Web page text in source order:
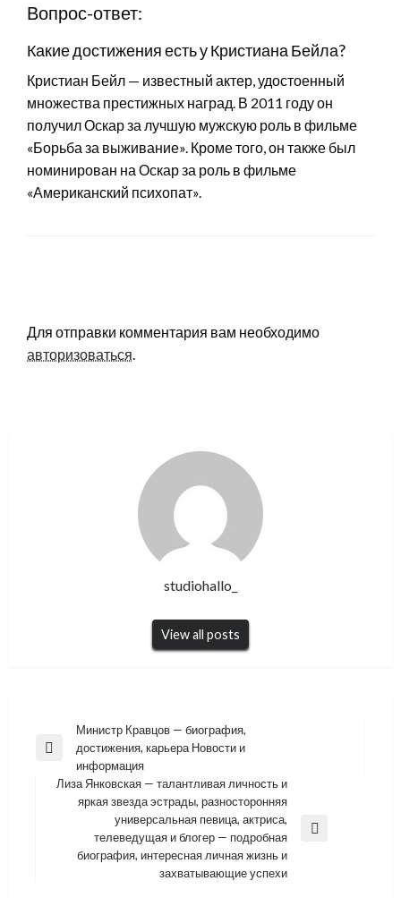
Вопрос-ответ:
Какие достижения есть у Кристиана Бейла?
Кристиан Бейл — известный актер, удостоенный
множества престижных наград. В 2011 году он
получил Оскар за лучшую мужскую роль в фильме
«Борьба за выживание». Кроме того, он также был
номинирован на Оскар за роль в фильме
«Американский психопат».
Для отправки комментария вам необходимо
авторизоваться.
studiohallo_
View all posts
Навигация
по
записям
Previous
Министр Кравцов — биография,
достижения, карьера Новости и
информация
Лиза Янковская — талантливая личность и
яркая звезда эстрады, разносторонняя
универсальная певица, актриса,
телеведущая и блогер — подробная
биография, интересная личная жизнь и
захватывающие успехи